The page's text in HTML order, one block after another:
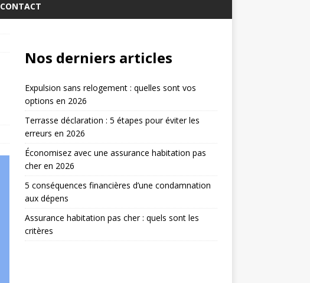
CONTACT
Nos derniers articles
Expulsion sans relogement : quelles sont vos
options en 2026
Terrasse déclaration : 5 étapes pour éviter les
erreurs en 2026
Économisez avec une assurance habitation pas
cher en 2026
5 conséquences financières d’une condamnation
aux dépens
Assurance habitation pas cher : quels sont les
critères